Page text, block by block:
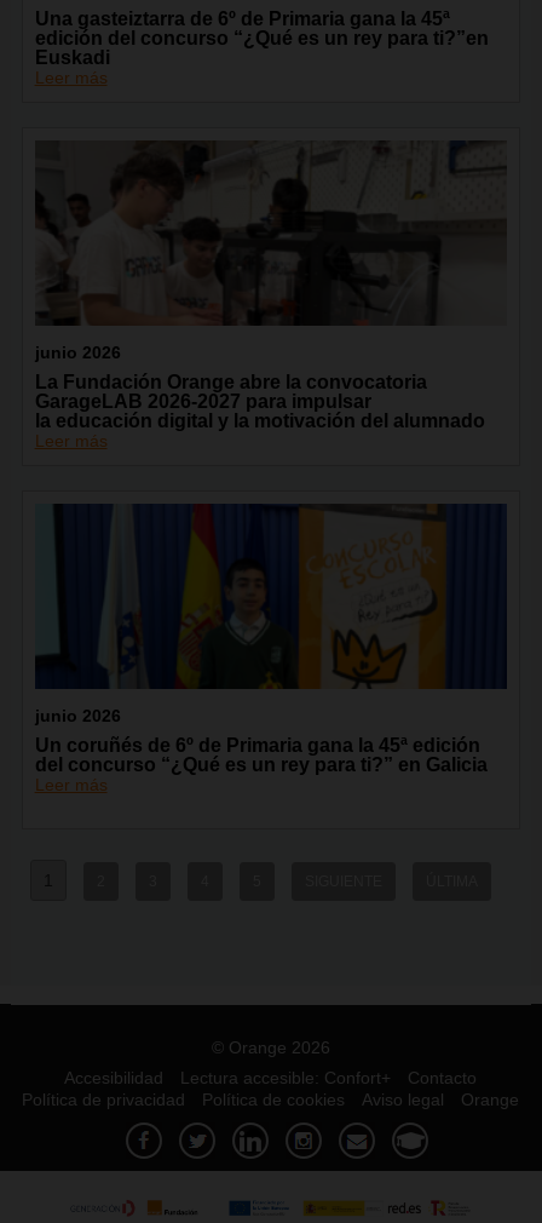
Una gasteiztarra de 6º de Primaria gana la 45ª
edición del concurso “¿Qué es un rey para ti?”en
Euskadi
Leer más
junio 2026
La Fundación Orange abre la convocatoria
GarageLAB 2026-2027 para impulsar
la educación digital y la motivación del alumnado
Leer más
junio 2026
Un coruñés de 6º de Primaria gana la 45ª edición
del concurso “¿Qué es un rey para ti?” en Galicia
Leer más
© Orange 2026
Accesibilidad
Lectura accesible: Confort+
Contacto
Política de privacidad
Política de cookies Aviso legal Orange